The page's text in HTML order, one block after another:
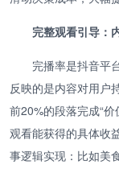
完整观看引导：
完播率是抖音平
反映的是内容对用户
前20%的段落完成“
观看能获得的具体收
事逻辑实现：比如美